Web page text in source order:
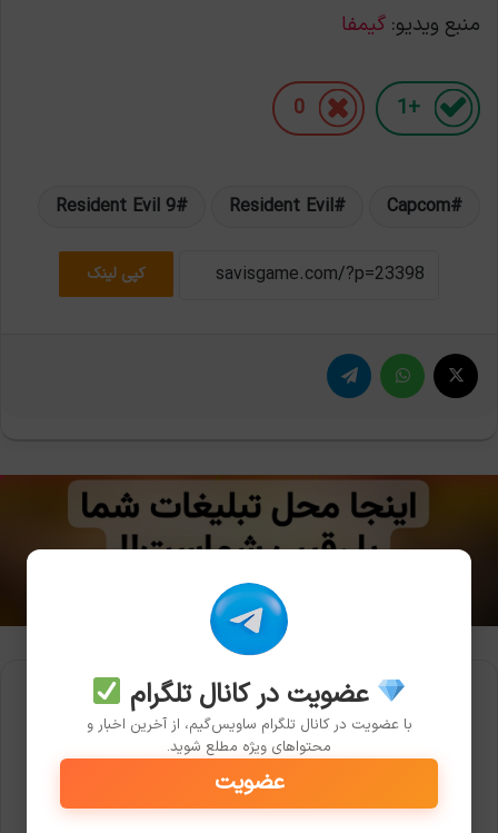
منبع ویدیو: گیمفا
+1
0
Capcom
Resident Evil
Resident Evil 9
کپی لینک
عضویت در کانال تلگرام
با عضویت در کانال تلگرام ساویس‌گیم، از آخرین اخبار و
محتواهای ویژه مطلع شوید.
عضویت